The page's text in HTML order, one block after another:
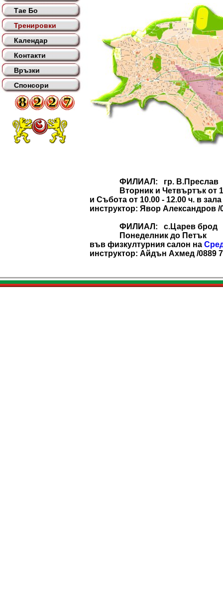
Тае Бо
Тренировки
Календар
Контакти
Връзки
Спонсори
ФИЛИАЛ: гр. В.Преслав
Вторник и Четвъртък от
и Събота от 10.00 - 12.00 ч. в
инструктор: Явор Александров /
ФИЛИАЛ: с.Царев брод
Понеделник до Петък
във физкултурния салон на
инструктор: Айдън Ахмед /0889